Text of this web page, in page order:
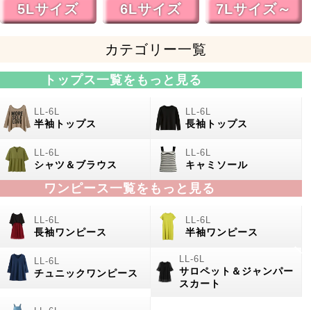
5Lサイズ 6Lサイズ 7Lサイズ～
カテゴリー一覧
トップス一覧をもっと見る
半袖トップス 長袖トップス
シャツ＆ブラウス キャミソール
ワンピース一覧をもっと見る
長袖ワンピース 半袖ワンピース
チュニックワンピース
サロペット＆ジャンパー
スカート